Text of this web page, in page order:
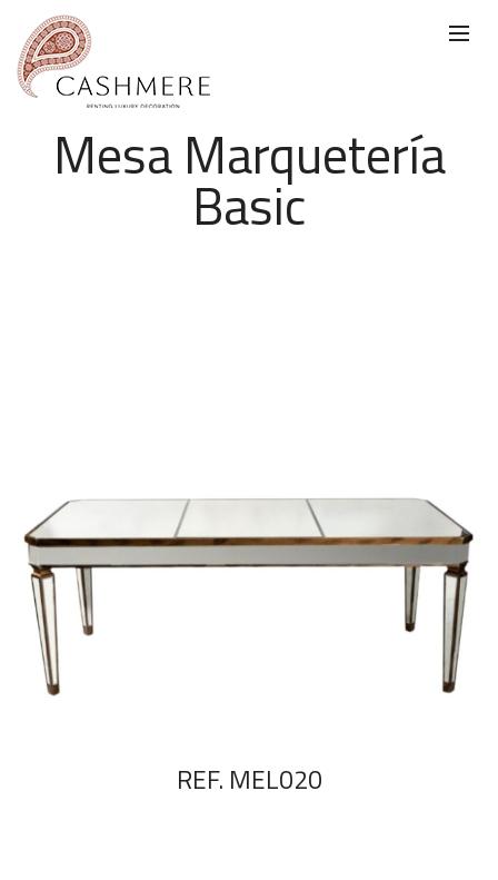
Mesa Marquetería
Basic
REF. MEL020